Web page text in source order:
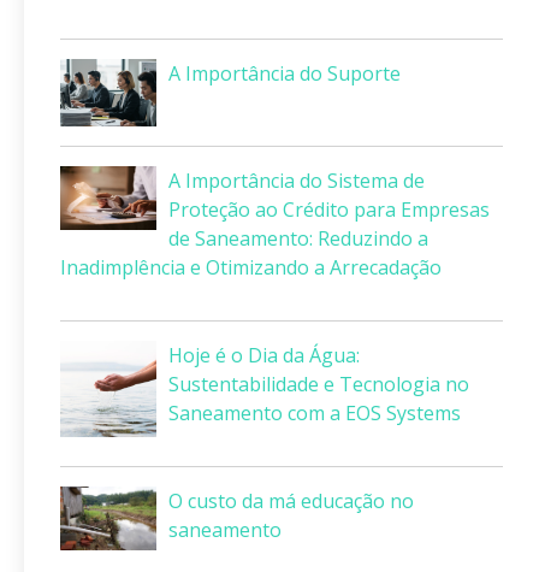
A Importância do Suporte
A Importância do Sistema de
Proteção ao Crédito para Empresas
de Saneamento: Reduzindo a
Inadimplência e Otimizando a Arrecadação
Hoje é o Dia da Água:
Sustentabilidade e Tecnologia no
Saneamento com a EOS Systems
O custo da má educação no
saneamento